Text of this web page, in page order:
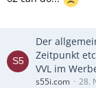
Der
Zeitpunkt
VVL im
s55i.com 28.